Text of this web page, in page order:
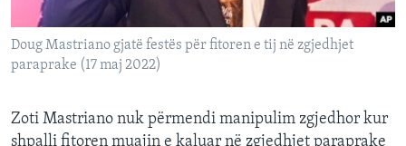
Doug Mastriano gjatë festës për fitoren e tij në zgjedhjet
paraprake (17 maj 2022)
Zoti Mastriano nuk përmendi manipulim zgjedhor kur
shpalli fitoren muajin e kaluar në zgjedhjet paraprake